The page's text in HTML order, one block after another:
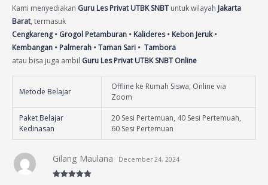
Kami menyediakan Guru Les Privat UTBK SNBT untuk wilayah Jakarta
Barat, termasuk
Cengkareng• Grogol Petamburan • Kalideres• Kebon Jeruk•
Kembangan • Palmerah •Taman Sari • Tambora
atau bisa juga ambil Guru Les Privat UTBK SNBT Online
Metode Belajar
Offline ke Rumah Siswa, Online via
Zoom
Paket Belajar
Kedinasan
20 Sesi Pertemuan, 40 Sesi Pertemuan,
60 Sesi Pertemuan
Gilang Maulana December 24, 2024